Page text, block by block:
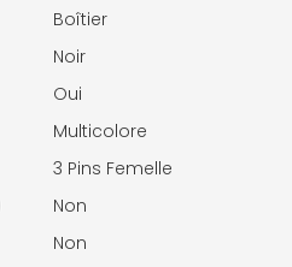
Boîtier
Noir
Oui
Multicolore
3 Pins Femelle
Non
Non